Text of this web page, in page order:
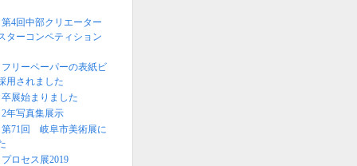
4回中部クリエーター
ターコンペティション
リーペーパーの表紙ビ
用されました
展始まりました
年写真集展示
第71回 岐阜市美術展に
ロセス展2019